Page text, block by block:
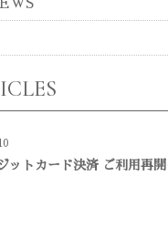
ットカード決済 ご利用再開